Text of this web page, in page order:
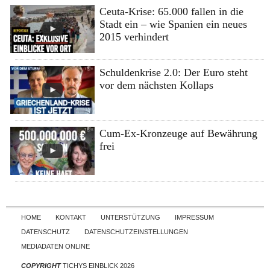
Ceuta-Krise: 65.000 fallen in die
Stadt ein – wie Spanien ein neues
2015 verhindert
Schuldenkrise 2.0: Der Euro steht
vor dem nächsten Kollaps
Cum-Ex-Kronzeuge auf Bewährung
frei
Skip to content
HOME KONTAKT UNTERSTÜTZUNG
IMPRESSUM
DATENSCHUTZ
DATENSCHUTZEINSTELLUNGEN
MEDIADATEN ONLINE
COPYRIGHTTICHYS EINBLICK 2026